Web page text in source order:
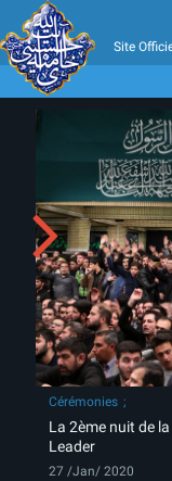
Site
Cérémonies
La 2ème nuit de
Leader
27 /Jan/ 2020